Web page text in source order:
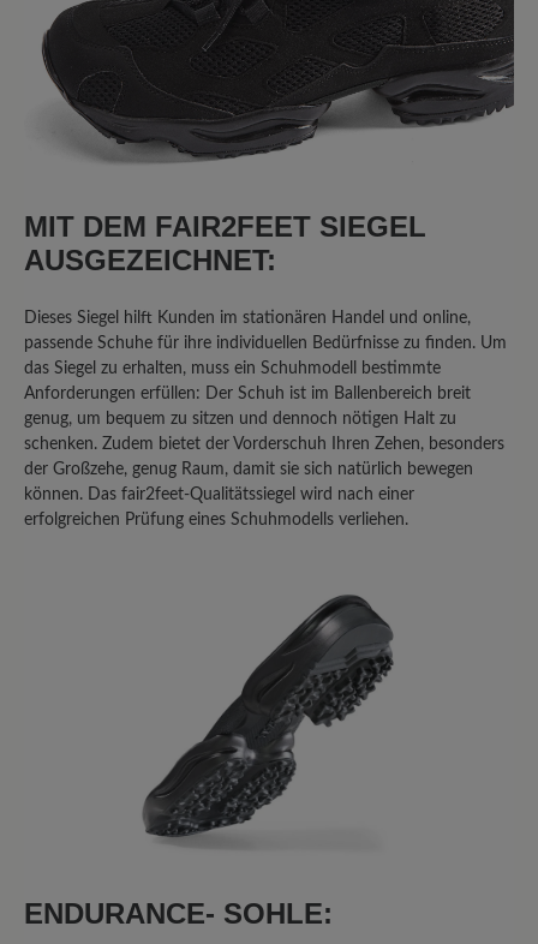
68%
Sehr gut (2)
Gut (3) 14%
Akzeptierbar (0)
Bewerten Sie dieses Produkt!
Teilen Sie Ihre Erfahrungen mit anderen
Kunden.
Bewertung schreiben
-10von 22
Bewertung mit 3 von 5 Sternen
Fast perfekter Allrounder
Ich habe mehrere High Performance
Obermaterial, als auch mit Leder-
Oberteil; allen gemeinsam ist die
MIT DEM FAIR2FEET SIEGEL
AUSGEZEICHNET:
Dieses Siegel hilft Kunden im stationären Handel und online,
passende Schuhe für ihre individuellen Bedürfnisse zu finden. Um
das Siegel zu erhalten, muss ein Schuhmodell bestimmte
Anforderungen erfüllen: Der Schuh ist im Ballenbereich breit
genug, um bequem zu sitzen und dennoch nötigen Halt zu
schenken. Zudem bietet der Vorderschuh Ihren Zehen, besonders
der Großzehe, genug Raum, damit sie sich natürlich bewegen
können. Das fair2feet-Qualitätssiegel wird nach einer
erfolgreichen Prüfung eines Schuhmodells verliehen.
ENDURANCE- SOHLE: